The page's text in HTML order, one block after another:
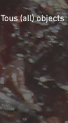
Tous (all) objects